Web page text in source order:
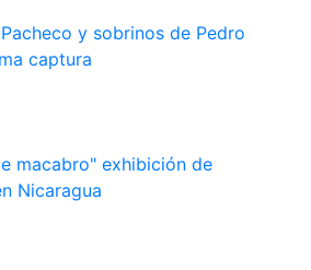
y sobrinos de Pedro
captura
macabro" exhibición de
Nicaragua